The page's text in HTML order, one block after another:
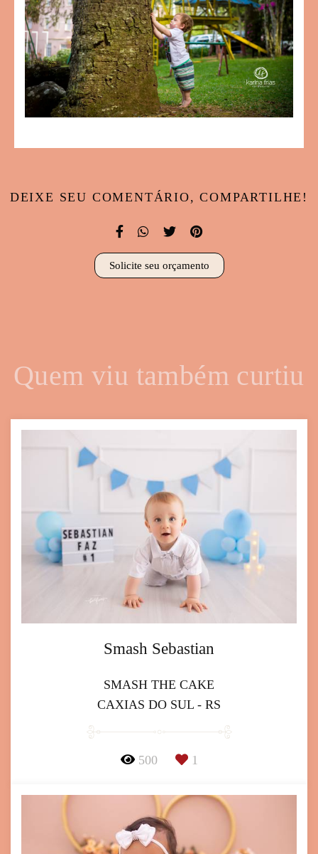
DEIXE SEU COMENTÁRIO, COMPARTILHE!
Solicite seu orçamento
Quem viu também curtiu
Smash Sebastian
SMASH THE CAKE
CAXIAS DO SUL - RS
500 1